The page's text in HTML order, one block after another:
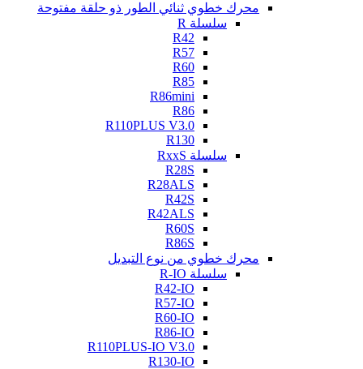
محرك خطوي ثنائي الطور ذو حلقة مفتوحة
سلسلة R
R42
R57
R60
R85
R86mini
R86
R110PLUS V3.0
R130
سلسلة RxxS
R28S
R28ALS
R42S
R42ALS
R60S
R86S
محرك خطوي من نوع التبديل
سلسلة R-IO
R42-IO
R57-IO
R60-IO
R86-IO
R110PLUS-IO V3.0
R130-IO